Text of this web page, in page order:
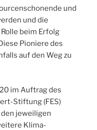
und
und die
beim Erfolg
Pioniere des
auf den Weg zu
im Auftrag des
Stiftung (FES)
jeweiligen
Klima-